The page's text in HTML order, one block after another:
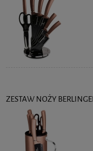
ZESTAW NOŻY